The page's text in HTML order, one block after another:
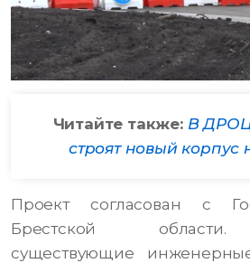
Читайте также: В ДРОЦ
строят новый корпус
Проект согласован с
Брестской области.
существующие